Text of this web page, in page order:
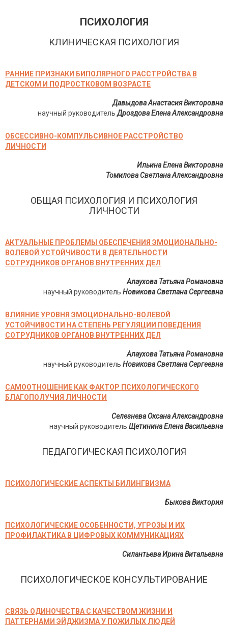
ПСИХОЛОГИЯ
КЛИНИЧЕСКАЯ ПСИХОЛОГИЯ
РАННИЕ ПРИЗНАКИ БИПОЛЯРНОГО РАССТРОЙСТВА В
ДЕТСКОМ И ПОДРОСТКОВОМ ВОЗРАСТЕ
Давыдова Анастасия Викторовна
научный руководительДроздова Елена Александровна
ОБСЕССИВНО-КОМПУЛЬСИВНОЕ РАССТРОЙСТВО
ЛИЧНОСТИ
Ильина Елена Викторовна
Томилова Светлана Александровна
ОБЩАЯ ПСИХОЛОГИЯ И ПСИХОЛОГИЯ
ЛИЧНОСТИ
АКТУАЛЬНЫЕ ПРОБЛЕМЫ ОБЕСПЕЧЕНИЯ ЭМОЦИОНАЛЬНО-
ВОЛЕВОЙ УСТОЙЧИВОСТИ В ДЕЯТЕЛЬНОСТИ
СОТРУДНИКОВ ОРГАНОВ ВНУТРЕННИХ ДЕЛ
Алаухова Татьяна Романовна
научный руководитель Новикова Светлана Сергеевна
ВЛИЯНИЕ УРОВНЯ ЭМОЦИОНАЛЬНО-ВОЛЕВОЙ
УСТОЙЧИВОСТИ НА СТЕПЕНЬ РЕГУЛЯЦИИ ПОВЕДЕНИЯ
СОТРУДНИКОВ ОРГАНОВ ВНУТРЕННИХ ДЕЛ
Алаухова Татьяна Романовна
научный руководитель Новикова Светлана Сергеевна
САМООТНОШЕНИЕ КАК ФАКТОР ПСИХОЛОГИЧЕСКОГО
БЛАГОПОЛУЧИЯ ЛИЧНОСТИ
Селезнева Оксана Александровна
научный руководитель Щетинина Елена Васильевна
ПЕДАГОГИЧЕСКАЯ ПСИХОЛОГИЯ
ПСИХОЛОГИЧЕСКИЕ АСПЕКТЫ БИЛИНГВИЗМА
Быкова Виктория
ПСИХОЛОГИЧЕСКИЕ ОСОБЕННОСТИ, УГРОЗЫ И ИХ
ПРОФИЛАКТИКА В ЦИФРОВЫХ КОММУНИКАЦИЯХ
Силантьева Ирина Витальевна
ПСИХОЛОГИЧЕСКОЕ КОНСУЛЬТИРОВАНИЕ
СВЯЗЬ ОДИНОЧЕСТВА С КАЧЕСТВОМ ЖИЗНИ И
ПАТТЕРНАМИ ЭЙДЖИЗМА У ПОЖИЛЫХ ЛЮДЕЙ